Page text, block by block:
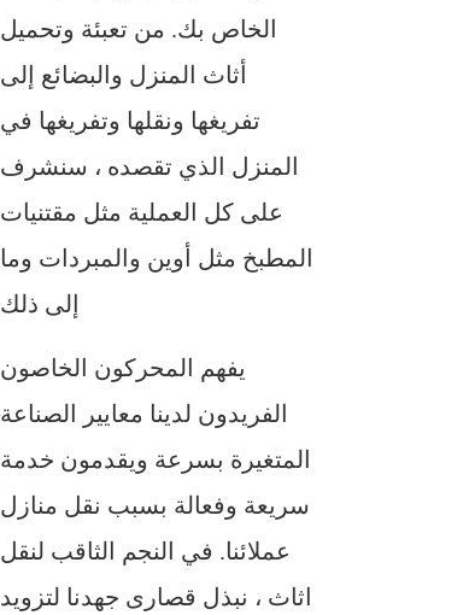
الخاص بك. من تعبئة وتحميل
أثاث المنزل والبضائع إلى
تفريغها ونقلها وتفريغها في
المنزل الذي تقصده ، سنشرف
على كل العملية مثل مقتنيات
المطبخ مثل أوين والمبردات وما
إلى ذلك
يفهم المحركون الخاصون
الفريدون لدينا معايير الصناعة
المتغيرة بسرعة ويقدمون خدمة
سريعة وفعالة بسبب نقل منازل
عملائنا. في النجم الثاقب لنقل
اثاث ، نبذل قصارى جهدنا لتزويد